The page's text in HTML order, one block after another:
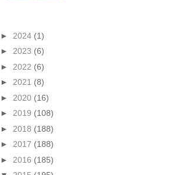
► 2024 (1)
► 2023 (6)
► 2022 (6)
► 2021 (8)
► 2020 (16)
► 2019 (108)
► 2018 (188)
► 2017 (188)
► 2016 (185)